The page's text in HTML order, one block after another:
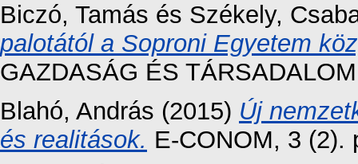
Biczó, Tamás és Székely,
palotától a Soproni Egyetem
GAZDASÁG ÉS
Blahó, András (2015) Új
és realitások. E-CONOM, 3 (2).